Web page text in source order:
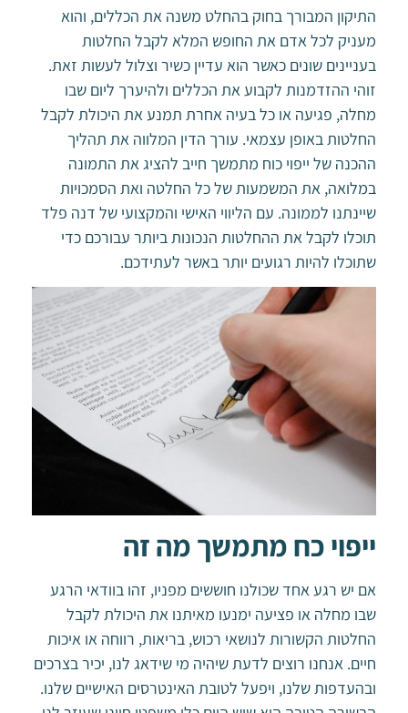
התיקון המבורך בחוק בהחלט משנה את הכללים, והוא
מעניק לכל אדם את החופש המלא לקבל החלטות
בעניינים שונים כאשר הוא עדיין כשיר וצלול לעשות זאת.
זוהי ההזדמנות לקבוע את הכללים ולהיערך ליום שבו
מחלה, פגיעה או כל בעיה אחרת תמנע את היכולת לקבל
החלטות באופן עצמאי. עורך הדין המלווה את תהליך
ההכנה של ייפוי כוח מתמשך חייב להציג את התמונה
במלואה, את המשמעות של כל החלטה ואת הסמכויות
שיינתנו לממונה. עם הליווי האישי והמקצועי של דנה פלד
תוכלו לקבל את ההחלטות הנכונות ביותר עבורכם כדי
שתוכלו להיות רגועים יותר באשר לעתידכם.
ייפוי כח מתמשך מה זה
אם יש רגע אחד שכולנו חוששים מפניו, זהו בוודאי הרגע
שבו מחלה או פציעה ימנעו מאיתנו את היכולת לקבל
החלטות הקשורות לנושאי רכוש, בריאות, רווחה או איכות
חיים. אנחנו רוצים לדעת שיהיה מי שידאג לנו, יכיר בצרכים
ובהעדפות שלנו, ויפעל לטובת האינטרסים האישיים שלנו.